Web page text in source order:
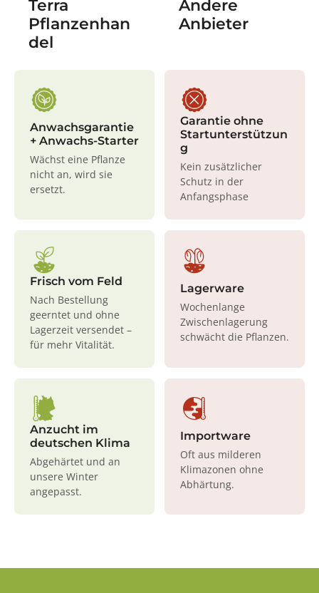
Terra
Pflanzenhan
del
Andere
Anbieter
Anwachsgarantie
+ Anwachs-Starter
Wächst eine Pflanze
nicht an, wird sie
ersetzt.
Garantie ohne
Startunterstützun
g
Kein zusätzlicher
Schutz in der
Anfangsphase
Frisch vom Feld
Nach Bestellung
geerntet und ohne
Lagerzeit versendet –
für mehr Vitalität.
Lagerware
Wochenlange
Zwischenlagerung
schwächt die Pflanzen.
Anzucht im
deutschen Klima
Abgehärtet und an
unsere Winter
angepasst.
Importware
Oft aus milderen
Klimazonen ohne
Abhärtung.